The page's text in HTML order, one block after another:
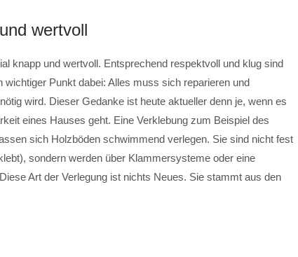
wertvoll
knapp und wertvoll. Entsprechend respektvoll und klug sind
Punkt dabei: Alles muss sich reparieren und
wird. Dieser Gedanke ist heute aktueller denn je, wenn es
eines Hauses geht. Eine Verklebung zum Beispiel des
sich Holzböden schwimmend verlegen. Sie sind nicht fest
sondern werden über Klammersysteme oder eine
Art der Verlegung ist nichts Neues. Sie stammt aus den